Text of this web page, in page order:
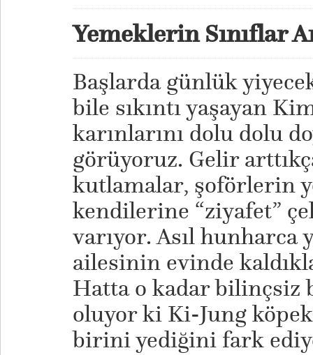
Yemeklerin Sınıflar
Başlarda günlük
bile sıkıntı yaşayan
karınlarını dolu dolu
görüyoruz. Gelir
kutlamalar, şoförlerin
kendilerine “ziyafet”
varıyor. Asıl hunharca
ailesinin evinde
Hatta o kadar bilinçsiz
oluyor ki Ki-Jung
birini yediğini fark